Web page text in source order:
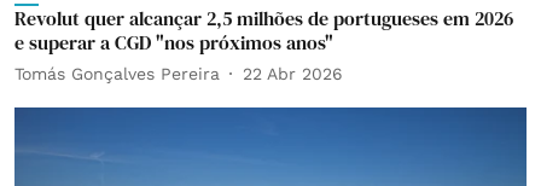
Revolut quer alcançar 2,5 milhões de portugueses em 2026
e superar a CGD "nos próximos anos"
Tomás Gonçalves Pereira 22 Abr 2026